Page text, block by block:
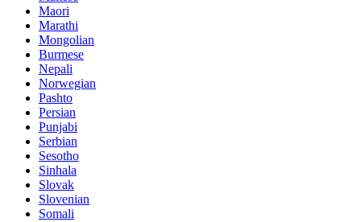
Maori
Marathi
Mongolian
Burmese
Nepali
Norwegian
Pashto
Persian
Punjabi
Serbian
Sesotho
Sinhala
Slovak
Slovenian
Somali